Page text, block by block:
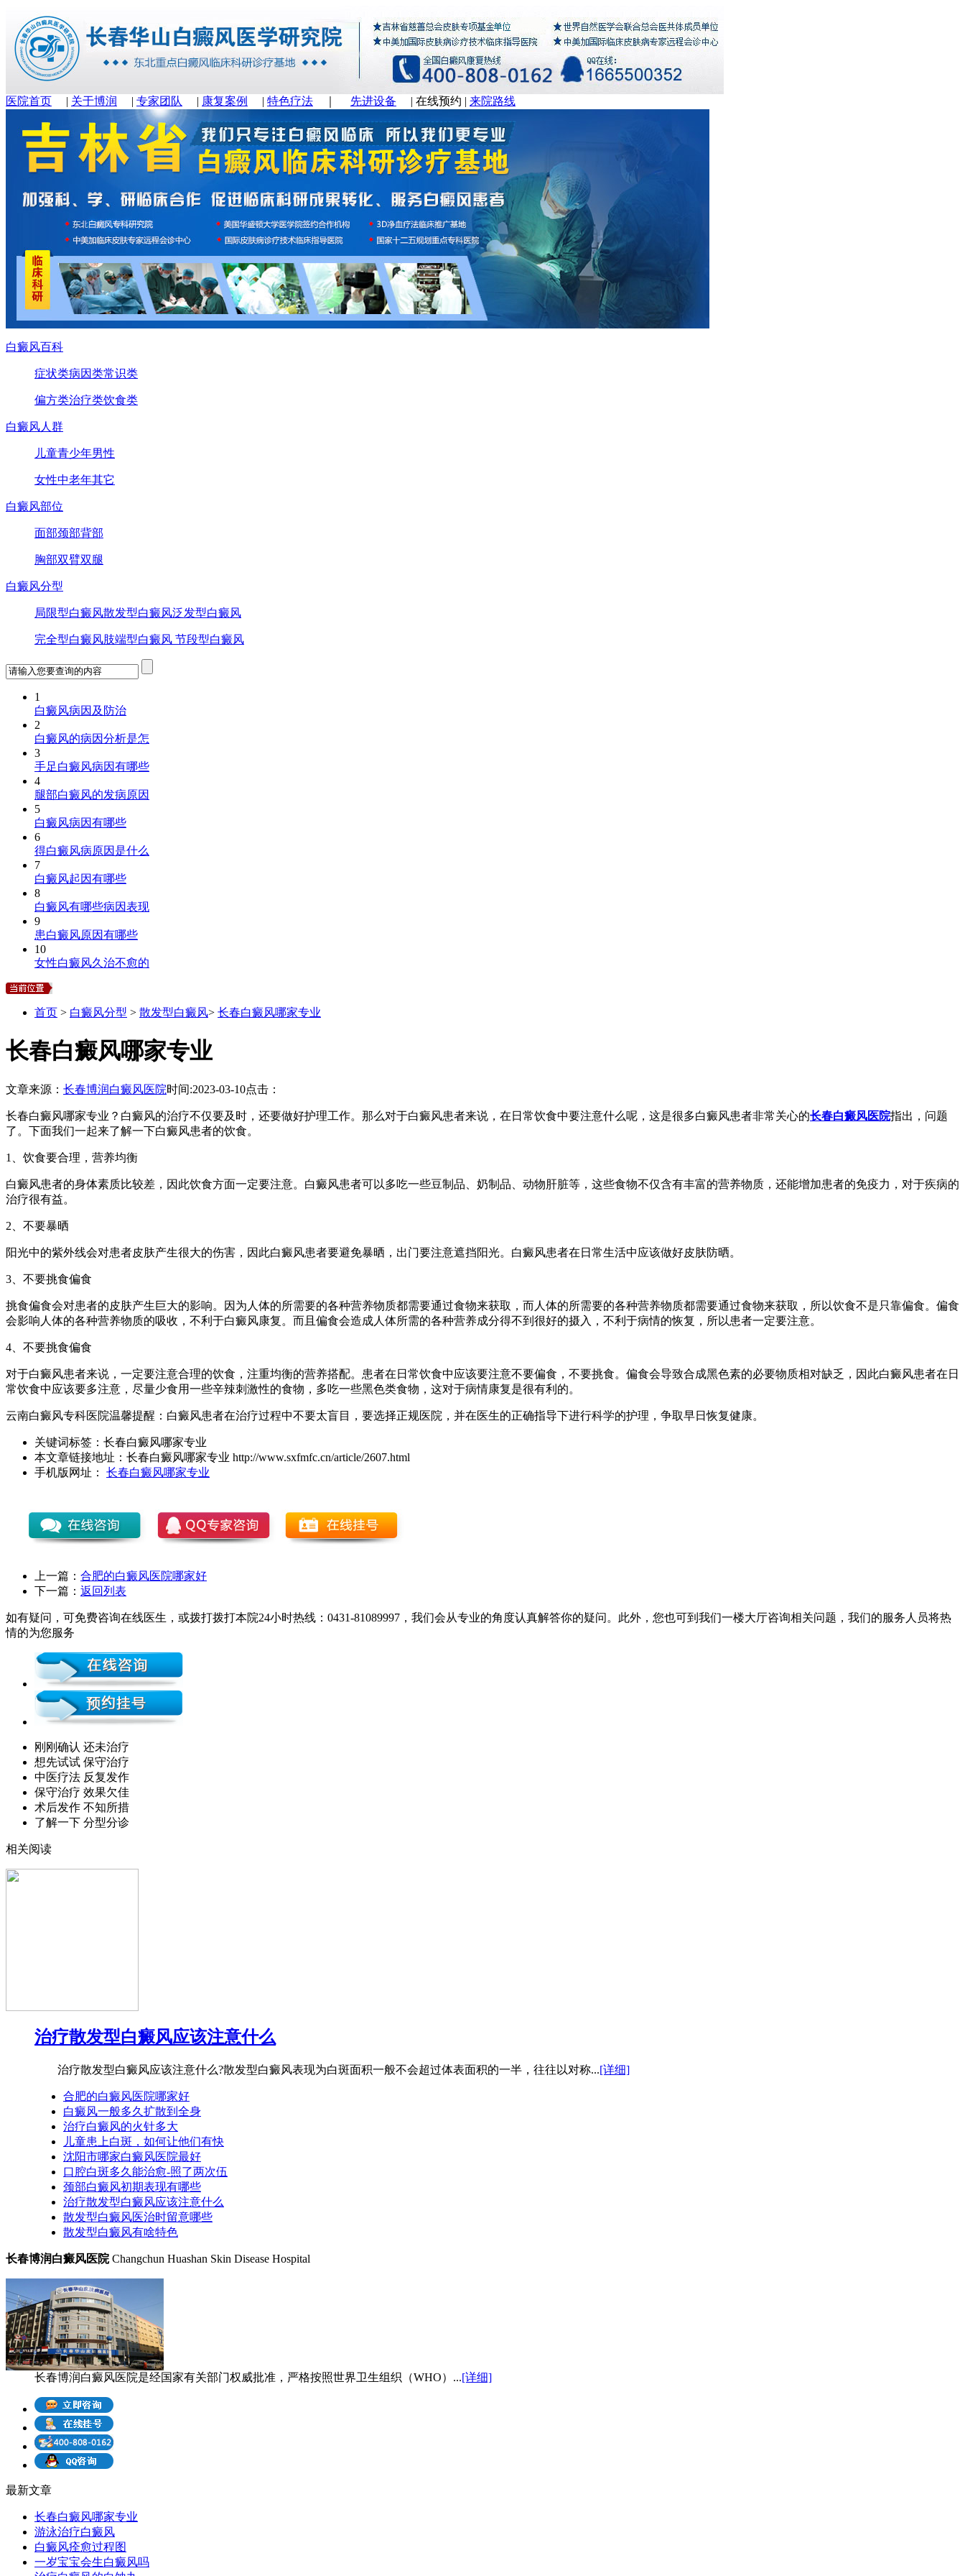
医院首页 | 关于博润 | 专家团队 | 康复案例 | 特色疗法 先进设备 | 在线预约 | 来院路线
白癜风百科
症状类病因类常识类
偏方类治疗类饮食类
白癜风人群
儿童青少年男性
女性中老年其它
白癜风部位
面部颈部背部
胸部双臂双腿
白癜风分型
局限型白癜风散发型白癜风泛发型白癜风
完全型白癜风肢端型白癜风 节段型白癜风
1
白癜风病因及防治
2
白癜风的病因分析是怎
3
手足白癜风病因有哪些
4
腿部白癜风的发病原因
5
白癜风病因有哪些
6
得白癜风病原因是什么
7
白癜风起因有哪些
8
白癜风有哪些病因表现
9
患白癜风原因有哪些
10
女性白癜风久治不愈的
首页 > 白癜风分型 > 散发型白癜风> 长春白癜风哪家专业
长春白癜风哪家专业
文章来源： 长春博润白癜风医院时间:2023-03-10点击：
长春白癜风哪家专业？白癜风的治疗不仅要及时，还要做好护理工作。那么对于白癜风患者来说，在日常饮食中要注意什么呢，这是很多白癜风患者非常关心的长春白癜风医院指出，问题
了。下面我们一起来了解一下白癜风患者的饮食。
1、饮食要合理，营养均衡
白癜风患者的身体素质比较差，因此饮食方面一定要注意。白癜风患者可以多吃一些豆制品、奶制品、动物肝脏等，这些食物不仅含有丰富的营养物质，还能增加患者的免疫力，对于疾病的
治疗很有益。
2、不要暴晒
阳光中的紫外线会对患者皮肤产生很大的伤害，因此白癜风患者要避免暴晒，出门要注意遮挡阳光。白癜风患者在日常生活中应该做好皮肤防晒。
3、不要挑食偏食
挑食偏食会对患者的皮肤产生巨大的影响。因为人体的所需要的各种营养物质都需要通过食物来获取，而人体的所需要的各种营养物质都需要通过食物来获取，所以饮食不是只靠偏食。偏食
会影响人体的各种营养物质的吸收，不利于白癜风康复。而且偏食会造成人体所需的各种营养成分得不到很好的摄入，不利于病情的恢复，所以患者一定要注意。
4、不要挑食偏食
对于白癜风患者来说，一定要注意合理的饮食，注重均衡的营养搭配。患者在日常饮食中应该要注意不要偏食，不要挑食。偏食会导致合成黑色素的必要物质相对缺乏，因此白癜风患者在日
常饮食中应该要多注意，尽量少食用一些辛辣刺激性的食物，多吃一些黑色类食物，这对于病情康复是很有利的。
云南白癜风专科医院温馨提醒：白癜风患者在治疗过程中不要太盲目，要选择正规医院，并在医生的正确指导下进行科学的护理，争取早日恢复健康。
关键词标签： 长春白癜风哪家专业
本文章链接地址： 长春白癜风哪家专业 http://www.sxfmfc.cn/article/2607.html
手机版网址：
长春白癜风哪家专业
上一篇： 合肥的白癜风医院哪家好
下一篇： 返回列表
如有疑问，可免费咨询在线医生，或拨打拨打本院24小时热线：0431-81089997，我们会从专业的角度认真解答你的疑问。此外，您也可到我们一楼大厅咨询相关问题，我们的服务人员将热
情的为您服务
刚刚确认 还未治疗
想先试试 保守治疗
中医疗法 反复发作
保守治疗 效果欠佳
术后发作 不知所措
了解一下 分型分诊
相关阅读
治疗散发型白癜风应该注意什么
治疗散发型白癜风应该注意什么?散发型白癜风表现为白斑面积一般不会超过体表面积的一半，往往以对称...[详细]
合肥的白癜风医院哪家好
白癜风一般多久扩散到全身
治疗白癜风的火针多大
儿童患上白斑，如何让他们有快
沈阳市哪家白癜风医院最好
口腔白斑多久能治愈-照了两次伍
颈部白癜风初期表现有哪些
治疗散发型白癜风应该注意什么
散发型白癜风医治时留意哪些
散发型白癜风有啥特色
长春博润白癜风医院 Changchun Huashan Skin Disease Hospital
长春博润白癜风医院是经国家有关部门权威批准，严格按照世界卫生组织（WHO）...[详细]
最新文章
长春白癜风哪家专业
游泳治疗白癜风
白癜风痊愈过程图
一岁宝宝会生白癜风吗